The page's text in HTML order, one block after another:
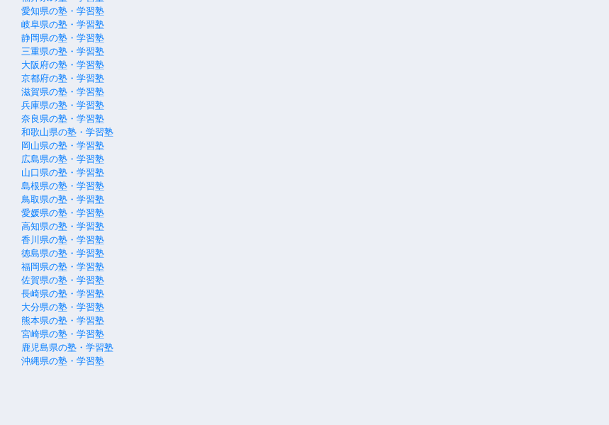
愛知県の塾・学習塾
岐阜県の塾・学習塾
静岡県の塾・学習塾
三重県の塾・学習塾
大阪府の塾・学習塾
京都府の塾・学習塾
滋賀県の塾・学習塾
兵庫県の塾・学習塾
奈良県の塾・学習塾
和歌山県の塾・学習塾
岡山県の塾・学習塾
広島県の塾・学習塾
山口県の塾・学習塾
島根県の塾・学習塾
鳥取県の塾・学習塾
愛媛県の塾・学習塾
高知県の塾・学習塾
香川県の塾・学習塾
徳島県の塾・学習塾
福岡県の塾・学習塾
佐賀県の塾・学習塾
長崎県の塾・学習塾
大分県の塾・学習塾
熊本県の塾・学習塾
宮崎県の塾・学習塾
鹿児島県の塾・学習塾
沖縄県の塾・学習塾